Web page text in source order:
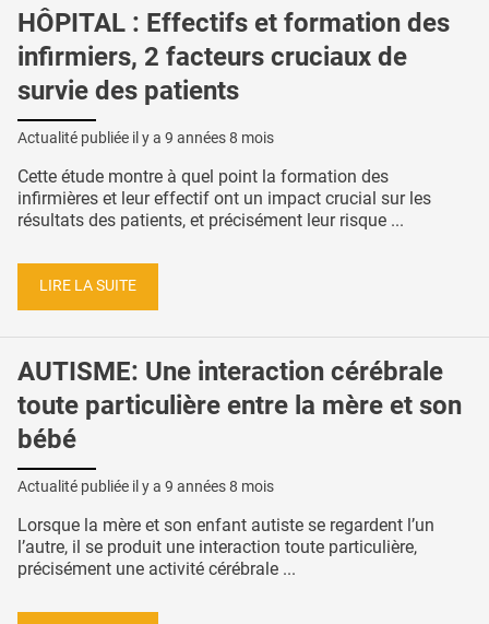
HÔPITAL : Effectifs et formation des
infirmiers, 2 facteurs cruciaux de
survie des patients
Actualité publiée il y a 9 années 8 mois
Cette étude montre à quel point la formation des
infirmières et leur effectif ont un impact crucial sur les
résultats des patients, et précisément leur risque ...
LIRE LA SUITE
AUTISME: Une interaction cérébrale
toute particulière entre la mère et son
bébé
Actualité publiée il y a 9 années 8 mois
Lorsque la mère et son enfant autiste se regardent l’un
l’autre, il se produit une interaction toute particulière,
précisément une activité cérébrale ...